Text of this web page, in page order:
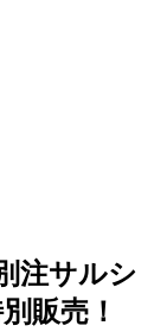
注サルシ
販売！